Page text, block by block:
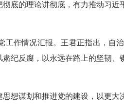
底的理论讲彻底，有力推动习
工作情况汇报。王君正指出，自
纪反腐，以永远在路上的坚韧
想谋划和推进党的建设，以更